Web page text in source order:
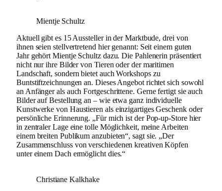
Mientje Schultz
Aktuell gibt es 15 Aussteller in der Marktbude, drei von
ihnen seien stellvertretend hier genannt: Seit einem guten
Jahr gehört Mientje Schultz dazu. Die Pahlenerin präsentiert
nicht nur ihre Bilder von Tieren oder der maritimen
Landschaft, sondern bietet auch Workshops zu
Buntstiftzeichnungen an. Dieses Angebot richtet sich sowohl
an Anfänger als auch Fortgeschrittene. Gerne fertigt sie auch
Bilder auf Bestellung an – wie etwa ganz individuelle
Kunstwerke von Haustieren als einzigartiges Geschenk oder
persönliche Erinnerung. „Für mich ist der Pop-up-Store hier
in zentraler Lage eine tolle Möglichkeit, meine Arbeiten
einem breiten Publikum anzubieten“, sagt sie. „Der
Zusammenschluss von verschiedenen kreativen Köpfen
unter einem Dach ermöglicht dies.“
Christiane Kalkhake